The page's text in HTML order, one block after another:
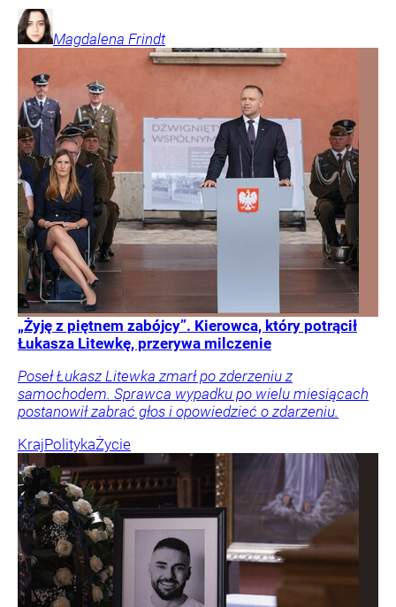
Magdalena Frindt
„Żyję z piętnem zabójcy”. Kierowca, który potrącił
Łukasza Litewkę, przerywa milczenie
Poseł Łukasz Litewka zmarł po zderzeniu z
samochodem. Sprawca wypadku po wielu miesiącach
postanowił zabrać głos i opowiedzieć o zdarzeniu.
KrajPolitykaŻycie